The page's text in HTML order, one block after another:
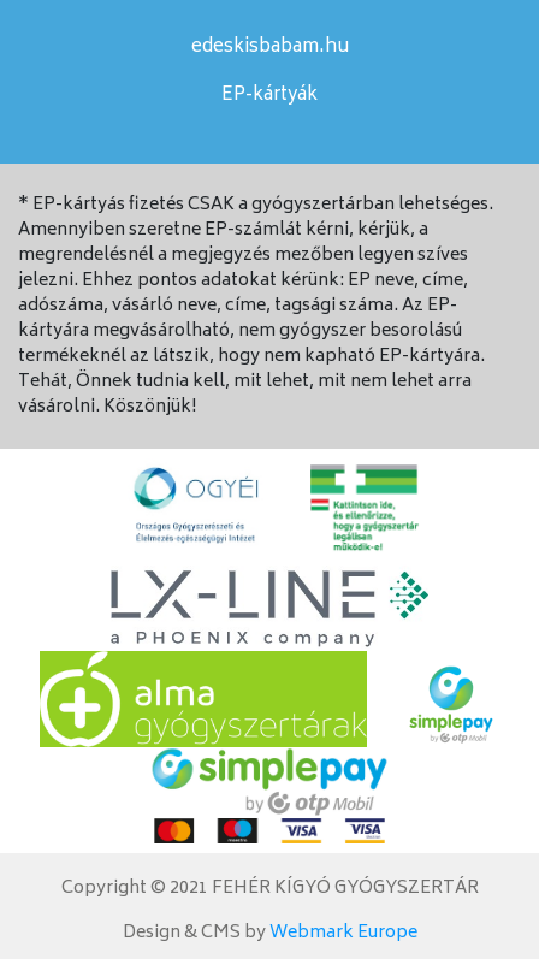
edeskisbabam.hu
EP-kártyák
* EP-kártyás fizetés CSAK a gyógyszertárban lehetséges.
Amennyiben szeretne EP-számlát kérni, kérjük, a
megrendelésnél a megjegyzés mezőben legyen szíves
jelezni. Ehhez pontos adatokat kérünk: EP neve, címe,
adószáma, vásárló neve, címe, tagsági száma. Az EP-
kártyára megvásárolható, nem gyógyszer besorolású
termékeknél az látszik, hogy nem kapható EP-kártyára.
Tehát, Önnek tudnia kell, mit lehet, mit nem lehet arra
vásárolni. Köszönjük!
Copyright © 2021 FEHÉR KÍGYÓ GYÓGYSZERTÁR
Design & CMS byWebmark Europe